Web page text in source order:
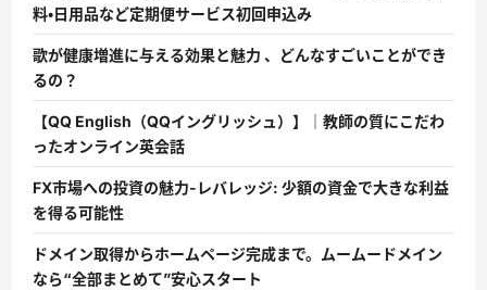
料・日用品など定期便サービス初回申込み
歌が健康増進に与える効果と魅力 、どんなすごいことができ
るの？
【QQ English（QQイングリッシュ）】｜教師の質にこだわ
ったオンライン英会話
FX市場への投資の魅力-レバレッジ: 少額の資金で大きな利益
を得る可能性
ドメイン取得からホームページ完成まで。ムームードメイン
なら“全部まとめて”安心スタート